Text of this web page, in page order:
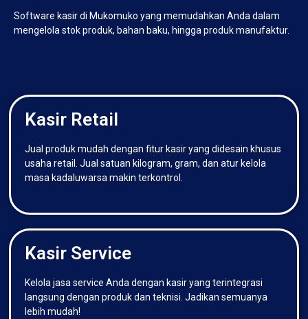
Software kasir di Mukomuko yang memudahkan Anda dalam
mengelola stok produk, bahan baku, hingga produk manufaktur.
Kasir Retail
Jual produk mudah dengan fitur kasir yang didesain khusus
usaha retail. Jual satuan kilogram, gram, dan atur kelola
masa kadaluwarsa makin terkontrol.
Kasir Service
Kelola jasa service Anda dengan kasir yang terintegrasi
langsung dengan produk dan teknisi. Jadikan semuanya
lebih mudah!